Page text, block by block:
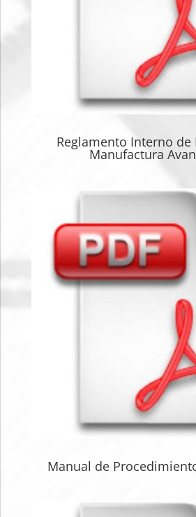
Reglamento Interno de
Manufactura
Manual de